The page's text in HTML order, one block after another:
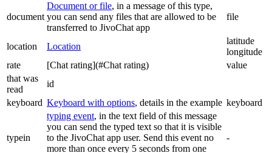
document
Document or file, in a message of this type,
you can send any files that are allowed to be
transferred to JivoChat app
file
location Location
latitude
longitude
rate
[Chat rating](#Chat rating)
value
that was
read
id
keyboard Keyboard with options, details in the example keyboard
typein
typing event, in the text field of this message
you can send the typed text so that it is visible
to the JivoChat app user. Send this event no
more than once every 5 seconds from one
-